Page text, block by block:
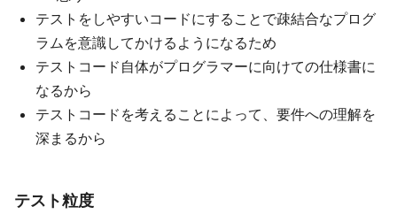
テストをしやすいコードにすることで疎結合なプログ
ラムを意識してかけるようになるため
テストコード自体がプログラマーに向けての仕様書に
なるから
テストコードを考えることによって、要件への理解を
深まるから
テスト粒度